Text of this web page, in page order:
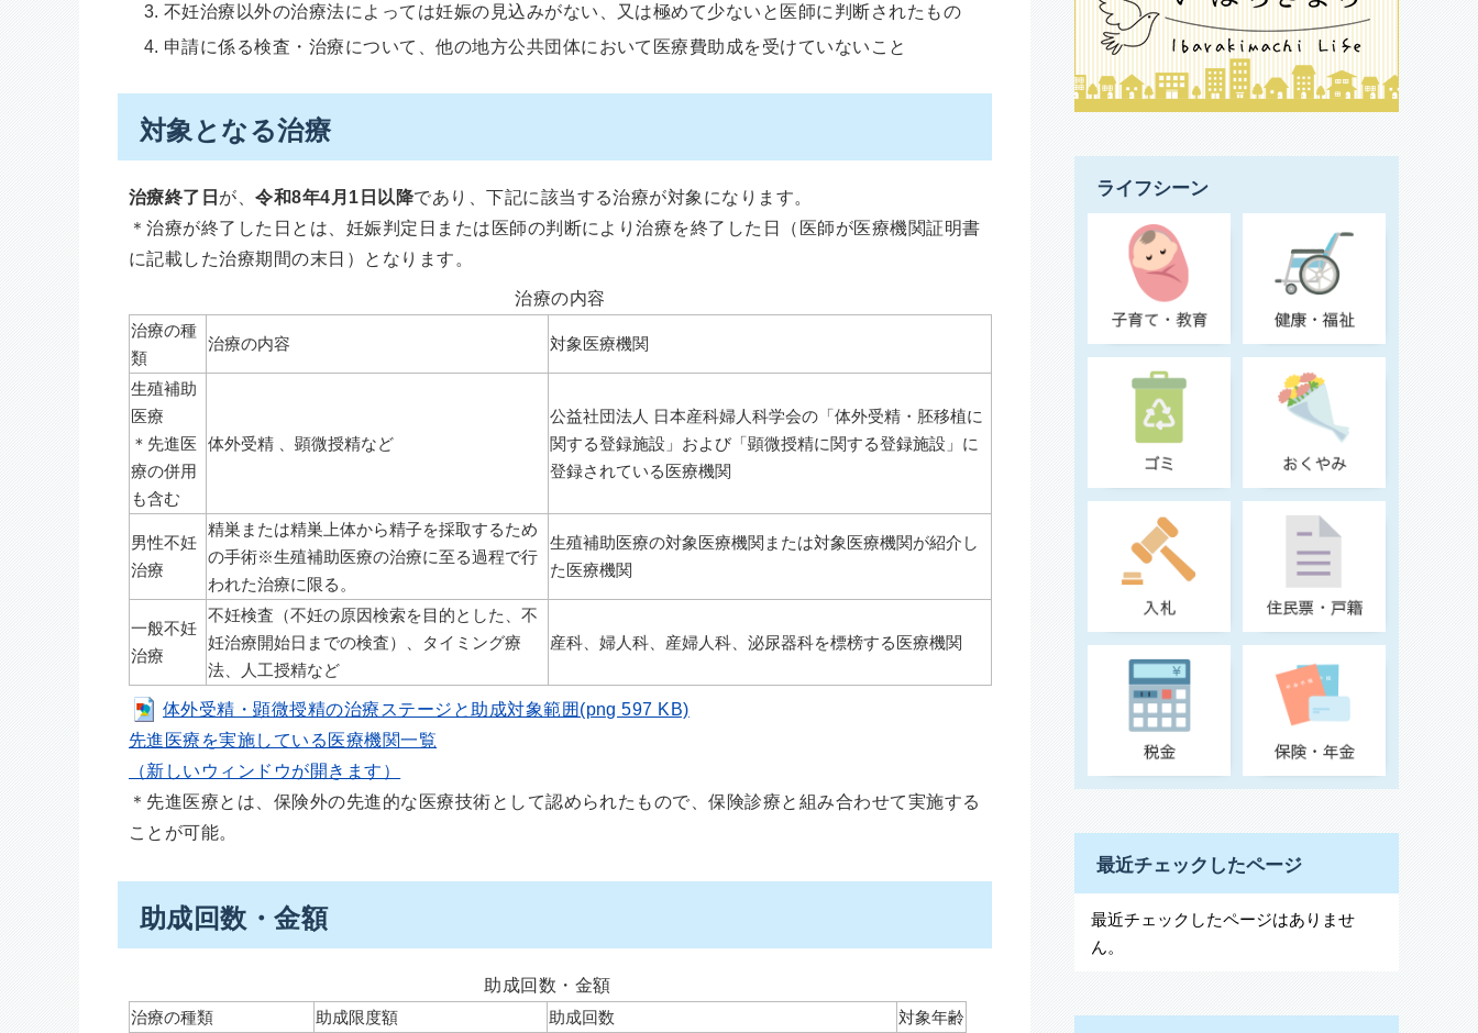
不妊治療以外の治療法によっては妊娠の見込みがない、又は極めて少ないと医師に判断されたもの
申請に係る検査・治療について、他の地方公共団体において医療費助成を受けていないこと
対象となる治療
治療終了日 が、令和8年4月1日以降であり、下記に該当する治療が対象になります。
＊治療が終了した日とは、妊娠判定日または医師の判断により治療を終了した日（医師が医療機関証明書
に記載した治療期間の末日）となります。
治療の内容
治療の種
類
治療の内容 対象医療機関
生殖補助
医療
＊先進医
療の併用
も含む
体外受精 、顕微授精など
公益社団法人 日本産科婦人科学会の「体外受精・胚移植に
関する登録施設」および「顕微授精に関する登録施設」に
登録されている医療機関
男性不妊
治療
精巣または精巣上体から精子を採取するため
の手術※生殖補助医療の治療に至る過程で行
われた治療に限る。
生殖補助医療の対象医療機関または対象医療機関が紹介し
た医療機関
一般不妊
治療
不妊検査（不妊の原因検索を目的とした、不
妊治療開始日までの検査）、タイミング療
法、人工授精など
産科、婦人科、産婦人科、泌尿器科を標榜する医療機関
体外受精・顕微授精の治療ステージと助成対象範囲(png 597 KB)
先進医療を実施している医療機関一覧
（新しいウィンドウが開きます）
＊先進医療とは、保険外の先進的な医療技術として認められたもので、保険診療と組み合わせて実施する
ことが可能。
助成回数・金額
助成回数・金額
治療の種類
助成限度額 助成回数
対象年齢
ライフシーン
最近チェックしたページ
最近チェックしたページはありませ
ん。